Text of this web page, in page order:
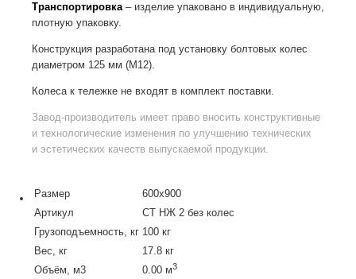
Транспортировка– изделие упаковано в индивидуальную,
плотную упаковку.
Конструкция разработана под установку болтовых колес
диаметром 125 мм (М12).
Колеса к тележке не входят в комплект поставки.
Завод-производитель имеет право вносить конструктивные
и технологические изменения по улучшению технических
и эстетических качеств выпускаемой продукции.
Размер
600х900
Артикул
СТ НЖ 2 без колес
Грузоподъемность, кг 100 кг
Вес, кг
17.8 кг
Объём, м3
0.00 м3